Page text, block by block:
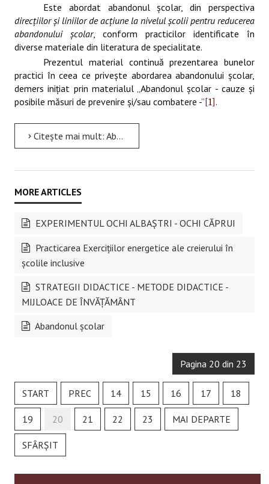
Este abordat abandonul şcolar, din perspectiva
direcţiilor şi liniilor de acţiune la nivelul şcolii pentru reducerea
abandonului şcolar, conform practicilor identificate în
diverse materiale din literatura de specialitate.
Prezentul material continuă prezentarea bunelor
practici în ceea ce priveşte abordarea abandonului şcolar,
demers iniţiat prin materialul „Abandonul şcolar - cauze şi
posibile măsuri de prevenire şi/sau combatere -”[1] .
Citește mai mult: Abandonul şcolar
EXPERIMENTUL OCHI ALBAȘTRI - OCHI CĂPRUI
Practicarea Exercițiilor energetice ale creierului în
școlile inclusive
STRATEGII DIDACTICE - METODE DIDACTICE -
MIJLOACE DE ÎNVĂȚĂMÂNT
Abandonul şcolar
Pagina 20 din 23
START PREC 14 15 16 17 18
19 20 21 22 23 MAI DEPARTE
SFÂRȘIT